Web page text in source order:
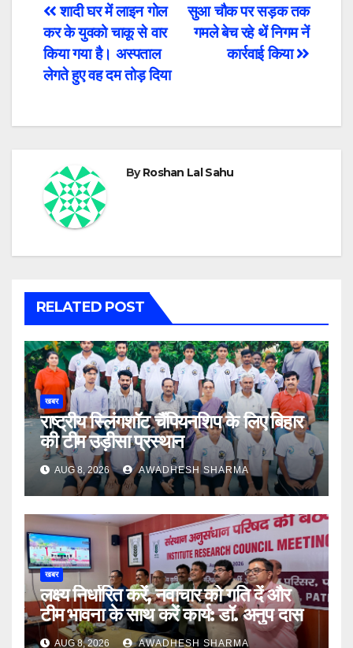
Post
navigation
सुआ चौक पर सड़क तक
गमले बेच रहे थें निगम नें
कार्रवाई किया
शादी घर में लाइन गोल
कर के युवको चाकू से वार
किया गया है। अस्पताल
लेगते हुए वह दम तोड़ दिया
ByRoshan Lal Sahu
RELATED POST
खबर
राष्ट्रीय स्लिंगशॉट चैंपियनशिप के लिए बिहार
की टीम उड़ीसा प्रस्थान
AUG 8, 2026 AWADHESH SHARMA
खबर
लक्ष्य निर्धारित करें, नवाचार को गति दें और
टीम भावना के साथ करें कार्य: डॉ. अनुप दास
AUG 8, 2026 AWADHESH SHARMA